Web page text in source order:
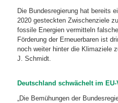
Die Bundesregierung hat bereits
2020 gesteckten Zwischenziele
fossile Energien vermitteln
Förderung der Erneuerbaren ist
noch weiter hinter die Klimaziele
J. Schmidt.
Deutschland schwächelt im
„Die Bemühungen der